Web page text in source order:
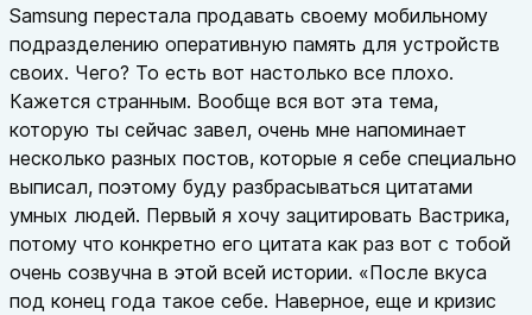
Samsung перестала продавать своему мобильному
подразделению оперативную память для устройств
своих. Чего? То есть вот настолько все плохо.
Кажется странным. Вообще вся вот эта тема,
которую ты сейчас завел, очень мне напоминает
несколько разных постов, которые я себе специально
выписал, поэтому буду разбрасываться цитатами
умных людей. Первый я хочу зацитировать Вастрика,
потому что конкретно его цитата как раз вот с тобой
очень созвучна в этой всей истории. «После вкуса
под конец года такое себе. Наверное, еще и кризис